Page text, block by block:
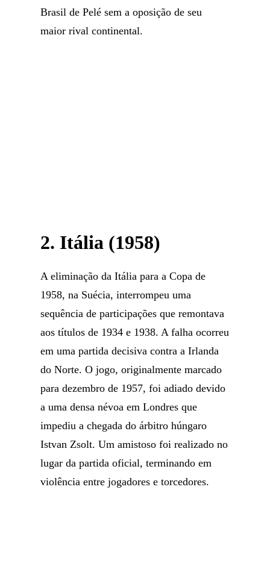
Brasil de Pelé sem a oposição de seu
maior rival continental.
2. Itália (1958)
A eliminação da Itália para a Copa de
1958, na Suécia, interrompeu uma
sequência de participações que remontava
aos títulos de 1934 e 1938. A falha ocorreu
em uma partida decisiva contra a Irlanda
do Norte. O jogo, originalmente marcado
para dezembro de 1957, foi adiado devido
a uma densa névoa em Londres que
impediu a chegada do árbitro húngaro
Istvan Zsolt. Um amistoso foi realizado no
lugar da partida oficial, terminando em
violência entre jogadores e torcedores.